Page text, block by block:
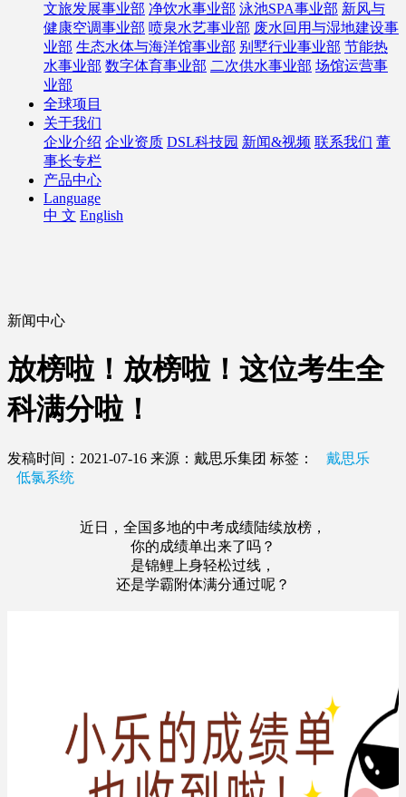
文旅发展事业部 净饮水事业部 泳池SPA事业部 新风与
健康空调事业部 喷泉水艺事业部 废水回用与湿地建设事
业部 生态水体与海洋馆事业部 别墅行业事业部 节能热
水事业部 数字体育事业部 二次供水事业部 场馆运营事
业部
全球项目
关于我们
企业介绍 企业资质 DSL科技园 新闻&视频 联系我们 董
事长专栏
产品中心
Language
中 文 English
新闻中心
放榜啦！放榜啦！这位考生全
科满分啦！
发稿时间：2021-07-16 来源：戴思乐集团 标签：
戴思乐
低氯系统
近日，全国多地的中考成绩陆续放榜，
你的成绩单出来了吗？
是锦鲤上身轻松过线，
还是学霸附体满分通过呢？